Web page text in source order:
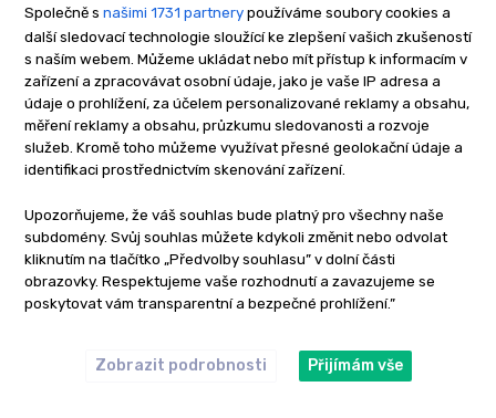
5. 8. 2026
Kaprařský set pro začínající rybáře.
Vše, co potřebujete na první
vycházku
4. 8. 2026
Novinka z Anglie: tahle oříškovo-
smetanová pecka vydráždí kapry k
záběrům!
3. 8. 2026
Společně s našimi 1731 partnery používáme soubory cookies a
další sledovací technologie sloužící ke zlepšení vašich zkušeností
s naším webem. Můžeme ukládat nebo mít přístup k informacím v
zařízení a zpracovávat osobní údaje, jako je vaše IP adresa a
údaje o prohlížení, za účelem personalizované reklamy a obsahu,
měření reklamy a obsahu, průzkumu sledovanosti a rozvoje
služeb. Kromě toho můžeme využívat přesné geolokační údaje a
identifikaci prostřednictvím skenování zařízení.
Upozorňujeme, že váš souhlas bude platný pro všechny naše
subdomény. Svůj souhlas můžete kdykoli změnit nebo odvolat
kliknutím na tlačítko „Předvolby souhlasu” v dolní části
obrazovky. Respektujeme vaše rozhodnutí a zavazujeme se
poskytovat vám transparentní a bezpečné prohlížení.”
Zobrazit podrobnosti Přijímám vše